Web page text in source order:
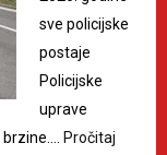
sve policijske
postaje
Policijske
uprave
Pročitaj